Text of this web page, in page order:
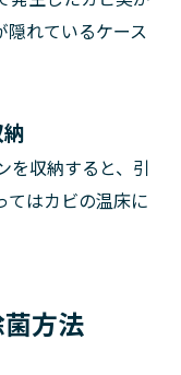
隠れているケース
を収納すると、引
てはカビの温床に
方法